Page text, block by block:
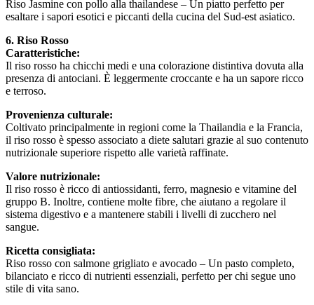
Riso Jasmine con pollo alla thailandese – Un piatto perfetto per
esaltare i sapori esotici e piccanti della cucina del Sud-est asiatico.
6. Riso Rosso
Caratteristiche:
Il riso rosso ha chicchi medi e una colorazione distintiva dovuta alla
presenza di antociani. È leggermente croccante e ha un sapore ricco
e terroso.
Provenienza culturale:
Coltivato principalmente in regioni come la Thailandia e la Francia,
il riso rosso è spesso associato a diete salutari grazie al suo contenuto
nutrizionale superiore rispetto alle varietà raffinate.
Valore nutrizionale:
Il riso rosso è ricco di antiossidanti, ferro, magnesio e vitamine del
gruppo B. Inoltre, contiene molte fibre, che aiutano a regolare il
sistema digestivo e a mantenere stabili i livelli di zucchero nel
sangue.
Ricetta consigliata:
Riso rosso con salmone grigliato e avocado – Un pasto completo,
bilanciato e ricco di nutrienti essenziali, perfetto per chi segue uno
stile di vita sano.